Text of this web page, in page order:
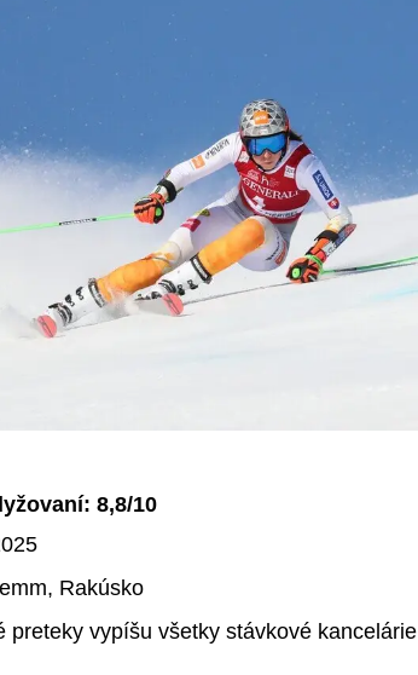
8,8/10
Rakúsko
preteky vypíšu všetky stávkové kancelárie